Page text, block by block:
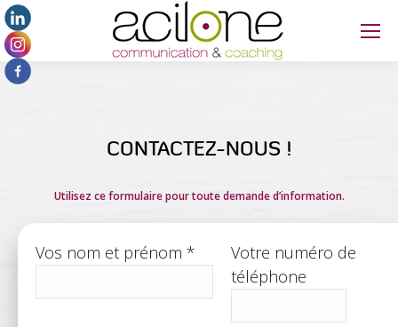
CONTACTEZ-NOUS !
Utilisez ce formulaire pour toute demande d’information.
Vos nom et prénom *
Votre numéro de
téléphone
Panneau de gestion des cookies